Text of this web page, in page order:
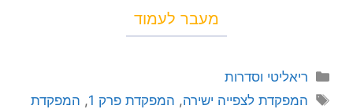
מעבר לעמוד
ריאליטי וסדרות
המפקדת לצפייה ישירה, המפקדת פרק 1 , המפקדת